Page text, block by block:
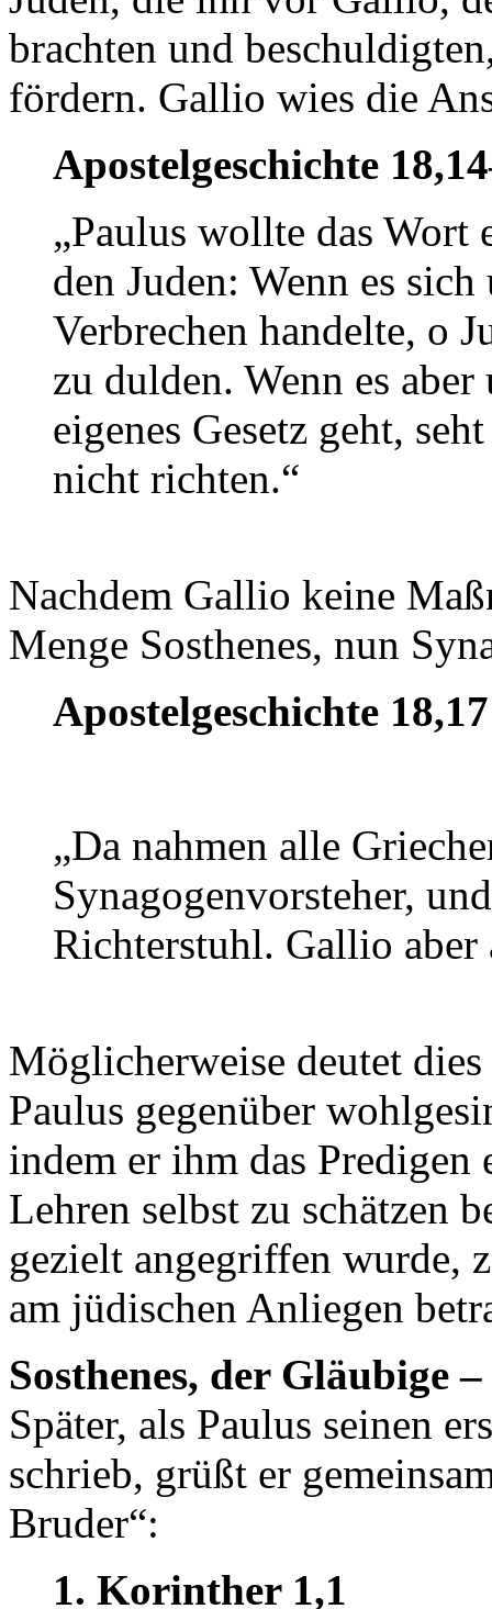
brachten und
fördern. Gallio wies die
Apostelgeschichte
„Paulus wollte das Wort
den Juden: Wenn es
Verbrechen handelte, o
zu dulden. Wenn es
eigenes Gesetz geht,
nicht richten.“
Nachdem Gallio keine
Menge Sosthenes, nun
Apostelgeschichte 18,17
„Da nahmen alle
Synagogenvorsteher,
Richterstuhl. Gallio aber
Möglicherweise deutet
Paulus gegenüber
indem er ihm das Predigen
Lehren selbst zu schätzen
gezielt angegriffen wurde,
am jüdischen Anliegen
Sosthenes, der Gläubige
Später, als Paulus seinen
schrieb, grüßt er
Bruder“:
1. Korinther 1,1